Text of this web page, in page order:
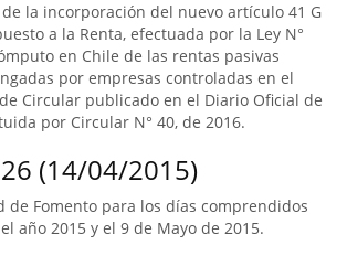
la incorporación del nuevo artículo 41 G
a la Renta, efectuada por la Ley N°
en Chile de las rentas pasivas
por empresas controladas en el
Circular publicado en el Diario Oficial de
por Circular N° 40, de 2016.
(14/04/2015)
de Fomento para los días comprendidos
año 2015 y el 9 de Mayo de 2015.